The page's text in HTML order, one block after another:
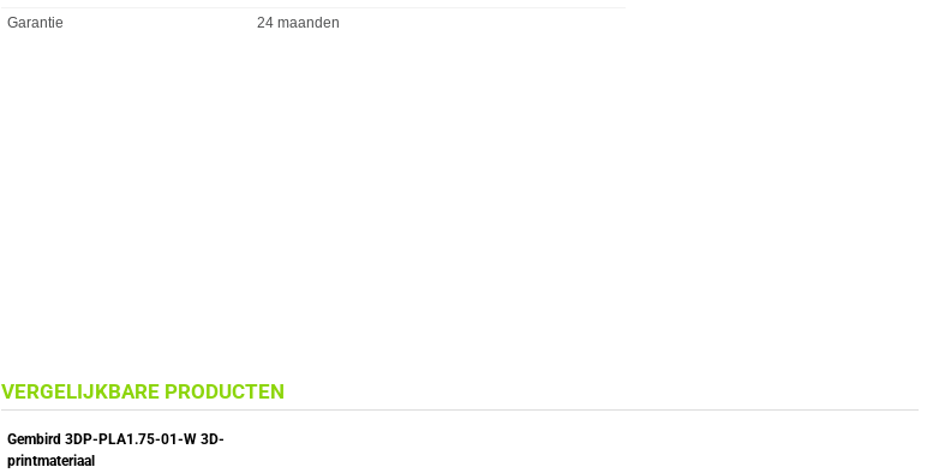
Garantie
24 maanden
VERGELIJKBARE PRODUCTEN
Gembird 3DP-PLA1.75-01-W 3D-
printmateriaal